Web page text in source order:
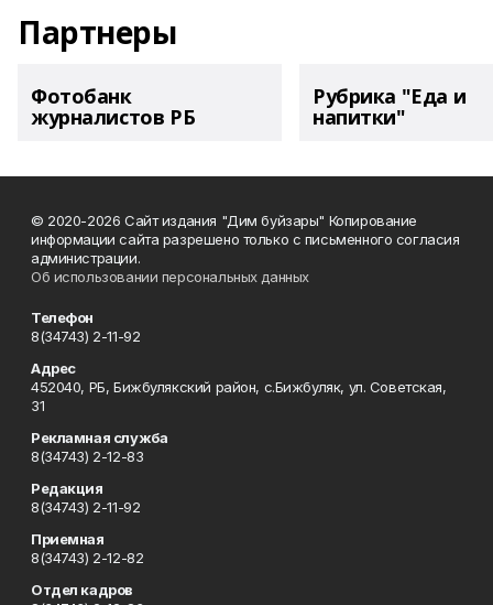
Партнеры
Фотобанк
журналистов РБ
Рубрика "Еда и
напитки"
© 2020-2026 Сайт издания "Дим буйзары" Копирование
информации сайта разрешено только с письменного согласия
администрации.
Об использовании персональных данных
Телефон
8(34743) 2-11-92
Адрес
452040, РБ, Бижбулякский район, с.Бижбуляк, ул. Советская,
31
Рекламная служба
8(34743) 2-12-83
Редакция
8(34743) 2-11-92
Приемная
8(34743) 2-12-82
Отдел кадров